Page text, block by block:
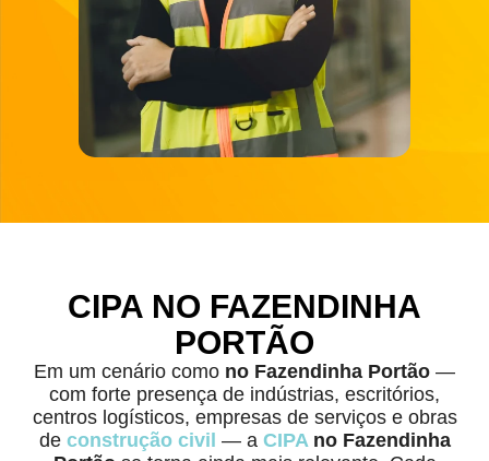
CIPA NO FAZENDINHA
PORTÃO
Em um cenário como no Fazendinha Portão —
com forte presença de indústrias, escritórios,
centros logísticos, empresas de serviços e obras
de construção civil — a CIPA no Fazendinha